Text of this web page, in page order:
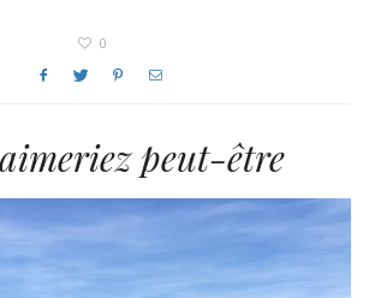
0
peut-être